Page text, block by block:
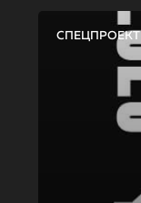
СПЕЦПРОЕКТ